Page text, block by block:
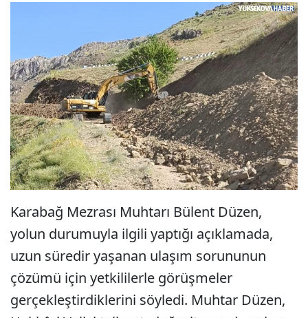
Karabağ Mezrası Muhtarı Bülent Düzen,
yolun durumuyla ilgili yaptığı açıklamada,
uzun süredir yaşanan ulaşım sorununun
çözümü için yetkililerle görüşmeler
gerçekleştirdiklerini söyledi. Muhtar Düzen,